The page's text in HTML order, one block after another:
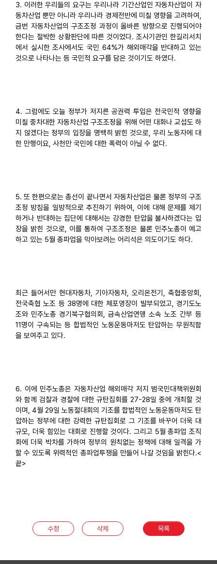
3. 이러한 우리들의 요구는 우리나라 기간산업인 자동차산업이 자
동차산업 뿐만 아니라 우리나라 경제전반에 미칠 영향을 고려하여,
금번 자동차산업의 구조조정 과정이 올바른 방향으로 진행되어야
한다는 절박한 상황판단에 따른 것이었다. 조사기관인 한길리서치
에서 실시한 조사에서도 국민 64%가 해외매각을 반대하고 있는
것으로 나타나는 등 국민적 요구를 담은 것이기도 하였다.
4. 그럼에도 오늘 정부가 저지른 공권력 투입은 전국민적 영향을
미칠 중차대한 자동차산업 구조조정을 위해 어떤 대화나 교섭도 하
지 않겠다는 정부의 입장을 명백히 밝힌 것으로, 우리 노동자에 대
한 만행이요, 사천만 국민에 대한 폭력이 아닐 수 없다.
5. 또 한편으로는 총선이 끝나면서 자동차산업은 물론 정부의 구조
조정 방침을 일방적으로 추진하기 위하여, 이에 대해 문제를 제기
하거나 반대하는 집단에 대해서는 강경한 탄압을 불사하겠다는 입
장을 밝힌 것으로, 이를 통하여 구조조정은 물론 민주노총이 예고
하고 있는 5월 총파업을 막아보려는 어리석은 의도이기도 하다.
최근 들어서만 현대자동차, 기아자동차, 오리온전기, 축협중앙회,
전국축협 노조 등 38명에 대한 체포영장이 발부되었고, 경기도노
조와 민주노총 경기북구협의회, 금속산업연맹 소속 노조 간부 등
11명이 구속되는 등 합법적인 노동운동마저도 탄압하는 무원칙함
을 보여주고 있다.
6. 이에 민주노총은 자동차산업 해외매각 저지 범국민대책위원회
와 함께 검찰과 경찰에 대한 규탄집회를 27-28일 중에 개최할 것
이며, 4월 29일 노동절대회의 기조를 합법적인 노동운동마저도 탄
압하는 정부에 대한 강력한 규탄집회로 그 기조를 바꾸어 더욱 대
규모, 더욱 힘있는 대회로 진행할 것이다. 그리고 5월 총파업 조직
화에 더욱 박차를 가하여 정부의 원칙없는 정책에 대해 일격을 가
할 수 있도록 위력적인 총파업투쟁을 만들어 나갈 것임을 밝힌다.<
끝>
수정 삭제 목록